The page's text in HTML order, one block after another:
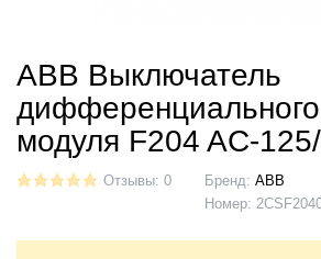
ABB Выключатель
модуля F204 AC-
Отзывы: 0 Бренд: ABB
Номер: